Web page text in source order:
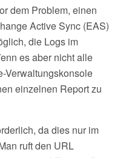
dem Problem, einen
Active Sync (EAS)
die Logs im
es aber nicht alle
Verwaltungskonsole
einzelnen Report zu
da dies nur im
ruft den URL